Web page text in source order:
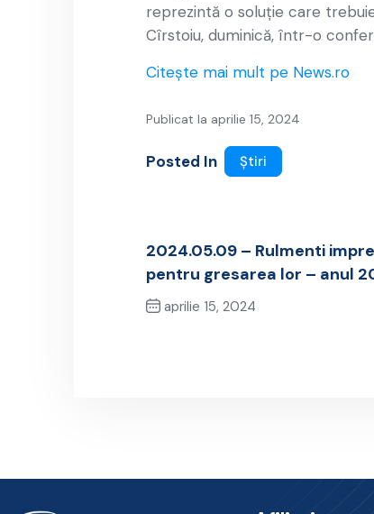
reprezintă o soluţie care
Cîrstoiu, duminică, într-o
Citește mai mult pe News.ro
Publicat la aprilie 15, 2024
Posted In Știri
2024.05.09 – Rulmenti
pentru gresarea lor – anul
aprilie 15, 2024